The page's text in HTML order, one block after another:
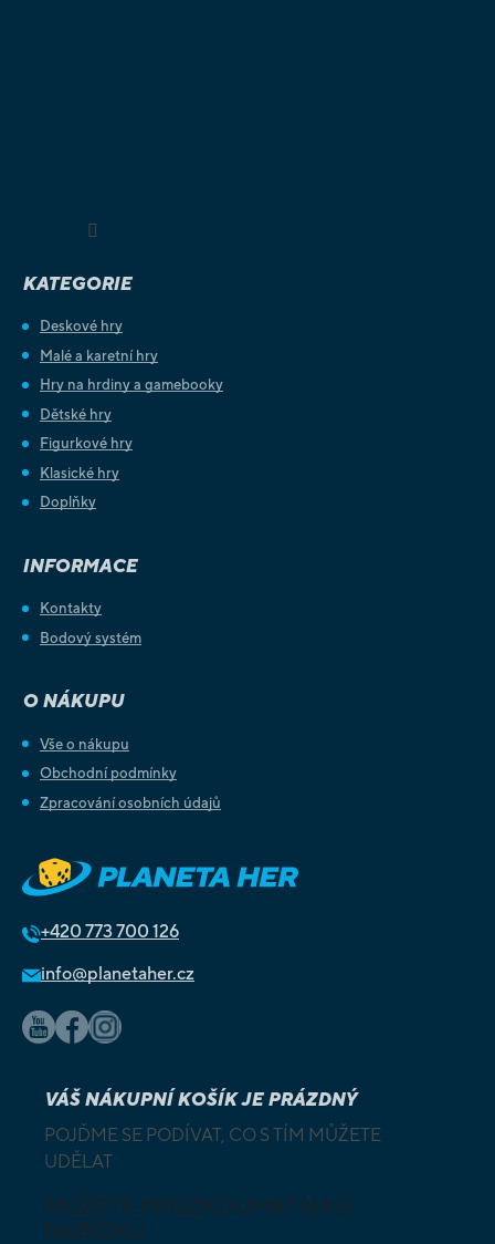
KATEGORIE
Deskové hry
Malé a karetní hry
Hry na hrdiny a gamebooky
Dětské hry
Figurkové hry
Klasické hry
Doplňky
INFORMACE
Kontakty
Bodový systém
O NÁKUPU
Vše o nákupu
Obchodní podmínky
Zpracování osobních údajů
+420 773 700 126
info@planetaher.cz
VÁŠ NÁKUPNÍ KOŠÍK JE PRÁZDNÝ
POJĎME SE PODÍVAT, CO S TÍM MŮŽETE
UDĚLAT
MŮŽETE PROZKOUMAT NAŠI
NABÍDKU